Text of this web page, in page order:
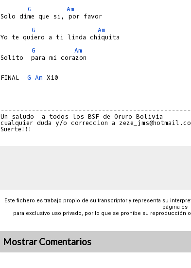
G
Am
G
Am
G
Am
Solito  para mi corazon
FINAL G Am X10
cualquier duda y/o correccion a
Este fichero es trabajo propio de su transcriptor y representa su
página es
para exclusivo uso privado, por lo que se prohibe su reproducción
Mostrar Comentarios